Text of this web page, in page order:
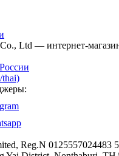
Ltd — интернет-
thai)
Reg.N 0125557024483